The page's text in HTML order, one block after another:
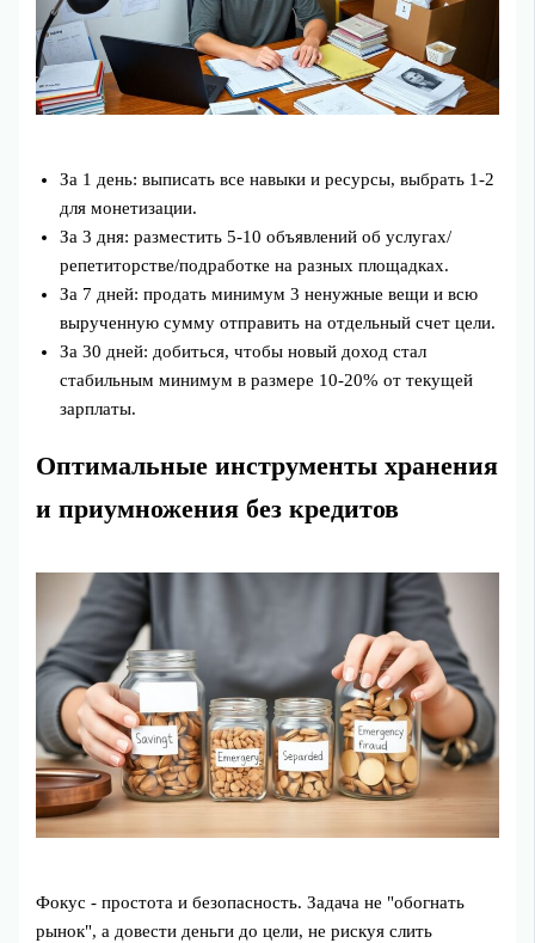
За 1 день: выписать все навыки и ресурсы, выбрать 1-2
для монетизации.
За 3 дня: разместить 5-10 объявлений об услугах/
репетиторстве/подработке на разных площадках.
За 7 дней: продать минимум 3 ненужные вещи и всю
вырученную сумму отправить на отдельный счет цели.
За 30 дней: добиться, чтобы новый доход стал
стабильным минимум в размере 10-20% от текущей
зарплаты.
Оптимальные инструменты хранения
и приумножения без кредитов
Фокус - простота и безопасность. Задача не "обогнать
рынок", а довести деньги до цели, не рискуя слить